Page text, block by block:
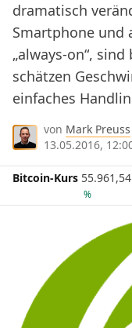
dramatisch
Smartphone und
„always-on“,
schätzen
einfaches
von Mark Preuss
13.05.2016,
Bitcoin-Kurs 55.961,54
%